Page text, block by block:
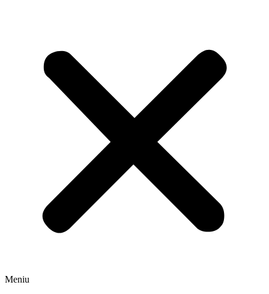
Meniu